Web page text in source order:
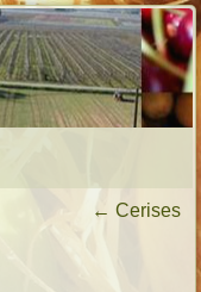
← Cerises